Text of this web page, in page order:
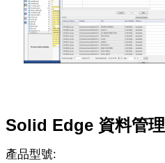
Solid Edge 資料管理
產品型號: